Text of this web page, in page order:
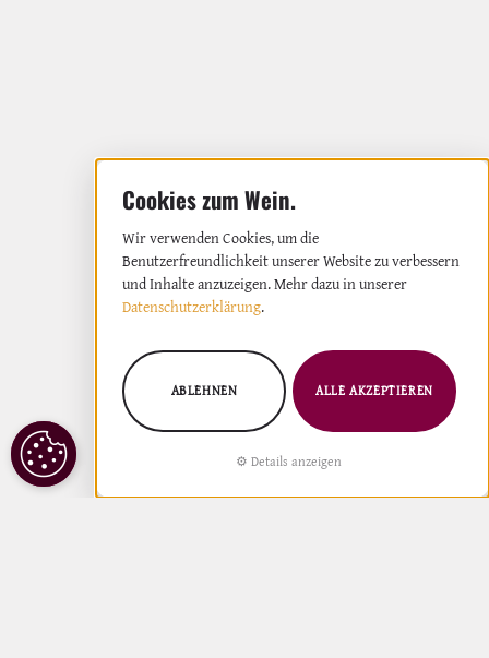
COOKIE
EINSTELLUNGEN
Wir verwenden Cookies, um die
Benutzerfreundlichkeit unserer Website zu verbessern
und Inhalte anzuzeigen. Mehr dazu in unserer
Datenschutzerklärung.
Details anzeigen
ABLEHNEN ALLE AKZEPTIEREN